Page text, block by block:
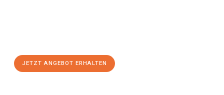
JETZT ANGEBOT ERHALTEN